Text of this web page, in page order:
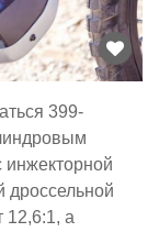
399-
инжекторной
дроссельной
12,6:1, а